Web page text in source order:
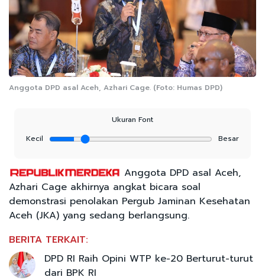
Anggota DPD asal Aceh, Azhari Cage. (Foto: Humas DPD)
Ukuran Font
Kecil
Besar
Anggota DPD asal Aceh,
Azhari Cage akhirnya angkat bicara soal
demonstrasi penolakan Pergub Jaminan Kesehatan
Aceh (JKA) yang sedang berlangsung.
BERITA TERKAIT:
DPD RI Raih Opini WTP ke-20 Berturut-turut
dari BPK RI